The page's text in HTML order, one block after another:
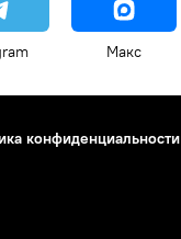
Макс
конфиденциальности